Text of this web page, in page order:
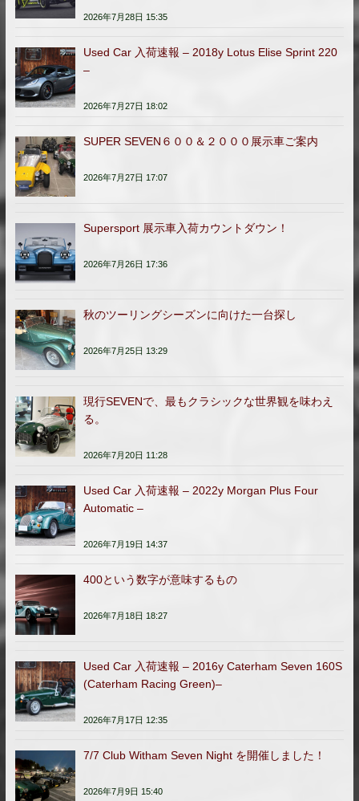
2026年7月28日 15:35
Used Car 入荷速報 – 2018y Lotus Elise Sprint 220
–
2026年7月27日 18:02
SUPER SEVEN６００＆２０００展示車ご案内
2026年7月27日 17:07
Supersport 展示車入荷カウントダウン！
2026年7月26日 17:36
秋のツーリングシーズンに向けた一台探し
2026年7月25日 13:29
現行SEVENで、最もクラシックな世界観を味わえ
る。
2026年7月20日 11:28
Used Car 入荷速報 – 2022y Morgan Plus Four
Automatic –
2026年7月19日 14:37
400という数字が意味するもの
2026年7月18日 18:27
Used Car 入荷速報 – 2016y Caterham Seven 160S
(Caterham Racing Green)–
2026年7月17日 12:35
7/7 Club Witham Seven Night を開催しました！
2026年7月9日 15:40